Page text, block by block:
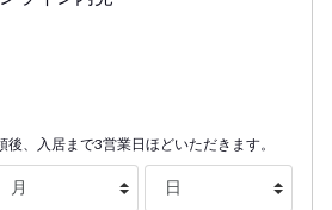
後、入居まで3営業日ほどいただきます。